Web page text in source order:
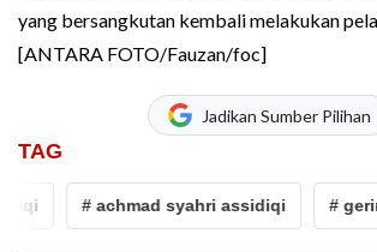
yang bersangkutan kembali melakukan
[ANTARA FOTO/Fauzan/foc]
Jadikan Sumber Pilihan
TAG
# achmad syahri assidiqi # gerindra